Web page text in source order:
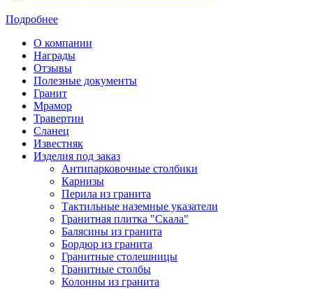
Подробнее
О компании
Награды
Отзывы
Полезные документы
Гранит
Мрамор
Травертин
Сланец
Известняк
Изделия под заказ
Антипарковочные столбики
Карнизы
Перила из гранита
Тактильные наземные указатели
Гранитная плитка "Скала"
Балясины из гранита
Бордюр из гранита
Гранитные столешницы
Гранитные столбы
Колонны из гранита